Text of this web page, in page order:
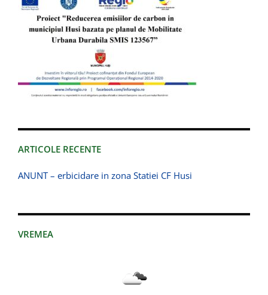
ARTICOLE RECENTE
ANUNT – erbicidare in zona Statiei CF Husi
VREMEA